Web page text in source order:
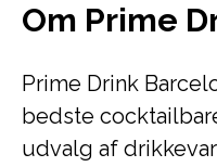
Om Prime
Prime Drink
bedste
udvalg af